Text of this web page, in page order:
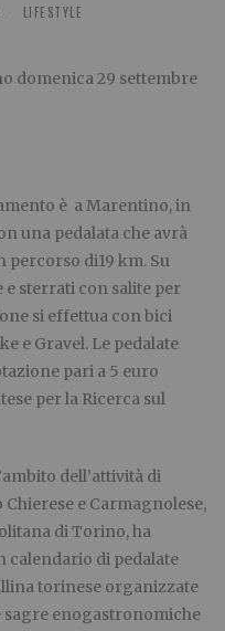
LIFESTYLE
domenica 29 settembre
è a Marentino, in
una pedalata che avrà
percorso di19 km. Su
e sterrati con salite per
si effettua con bici
e Gravel. Le pedalate
pari a 5 euro
per la Ricerca sul
dell’attività di
e Carmagnolese,
di Torino, ha
calendario di pedalate
torinese organizzate
sagre enogastronomiche